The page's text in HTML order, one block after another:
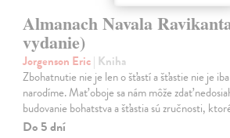
Almanach Navala
vydanie)
Jorgenson Eric| Kniha
Zbohatnutie nie je len o šťastí a šťastie nie je
narodíme. Mať oboje sa nám môže zdať
budovanie bohatstva a šťastia sú zručnosti,
Do 5 dní